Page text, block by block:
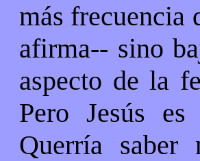
más
afirma-- sino
aspecto de la
Pero Jesús
Querría